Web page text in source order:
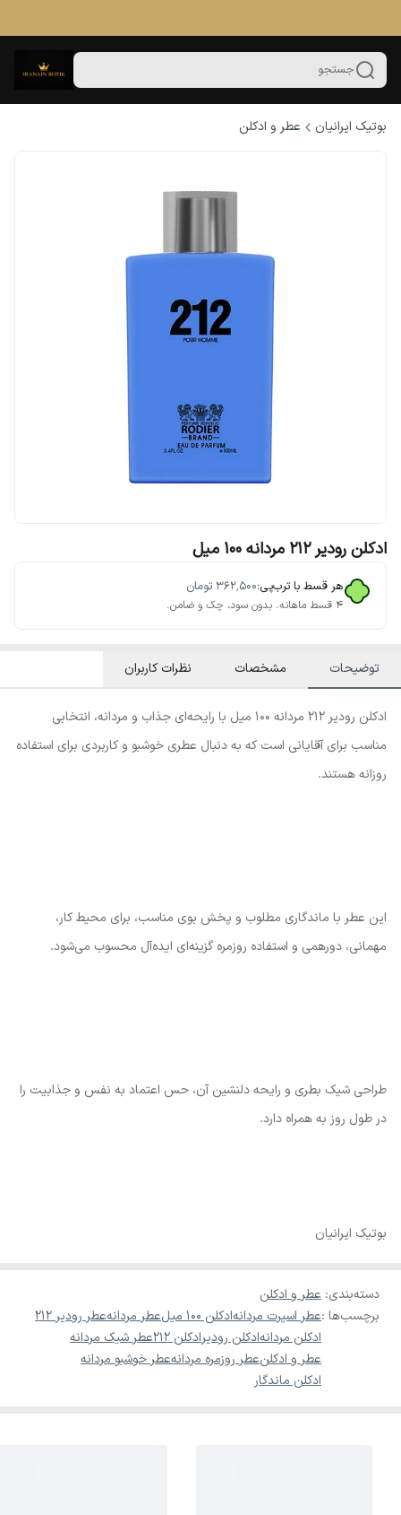
جستجو
بوتیک ایرانیان عطر و ادکلن
ادکلن رودیر 212 مردانه 100 میل
هر قسط با ترب‌پی:۳۶۲٬۵۰۰ تومان
۴ قسط ماهانه. بدون سود، چک و ضامن.
توضیحات مشخصات نظرات کاربران
ادکلن رودیر 212 مردانه 100 میل با رایحه‌ای جذاب و مردانه، انتخابی
مناسب برای آقایانی است که به دنبال عطری خوشبو و کاربردی برای استفاده
روزانه هستند.
این عطر با ماندگاری مطلوب و پخش بوی مناسب، برای محیط کار،
مهمانی، دورهمی و استفاده روزمره گزینه‌ای ایده‌آل محسوب می‌شود.
طراحی شیک بطری و رایحه دلنشین آن، حس اعتماد به نفس و جذابیت را
در طول روز به همراه دارد.
بوتیک ایرانیان
دسته‌بندی: عطر و ادکلن
برچسب‌ها :عطر اسپرت مردانهادکلن 100 میل عطر مردانهعطر رودیر 212
ادکلن مردانهادکلن رودیرادکلن 212
عطر شیک مردانه
عطر و ادکلنعطر روزمره مردانهعطر خوشبو مردانه
ادکلن ماندگار